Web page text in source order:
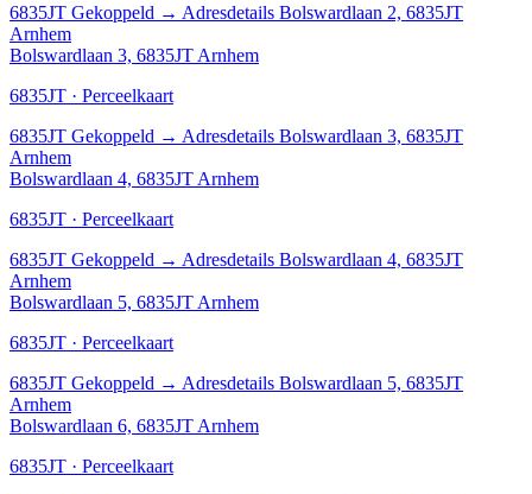
6835JT Gekoppeld → Adresdetails Bolswardlaan 2, 6835JT
Arnhem
Bolswardlaan 3, 6835JT Arnhem
6835JT · Perceelkaart
6835JT Gekoppeld → Adresdetails Bolswardlaan 3, 6835JT
Arnhem
Bolswardlaan 4, 6835JT Arnhem
6835JT · Perceelkaart
6835JT Gekoppeld → Adresdetails Bolswardlaan 4, 6835JT
Arnhem
Bolswardlaan 5, 6835JT Arnhem
6835JT · Perceelkaart
6835JT Gekoppeld → Adresdetails Bolswardlaan 5, 6835JT
Arnhem
Bolswardlaan 6, 6835JT Arnhem
6835JT · Perceelkaart